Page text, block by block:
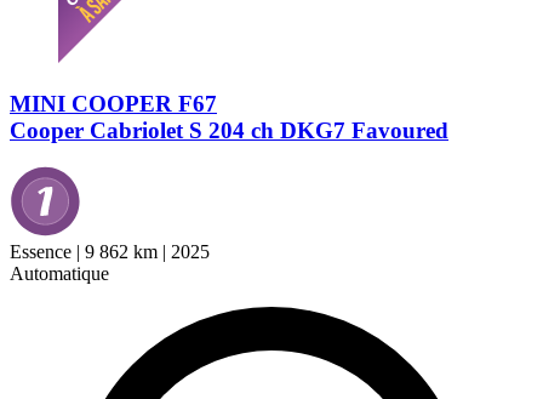
MINI COOPER F67
Cooper Cabriolet S 204 ch DKG7 Favoured
Essence | 9 862 km | 2025
Automatique